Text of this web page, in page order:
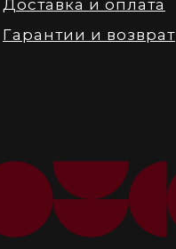
Доставка и оплата
Гарантии и возврат